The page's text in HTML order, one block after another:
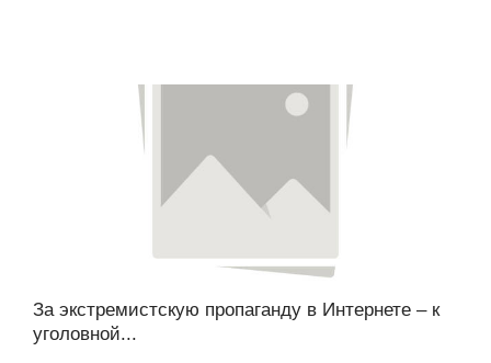
За экстремистскую пропаганду в Интернете – к
уголовной...